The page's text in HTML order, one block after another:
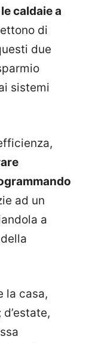
caldaie a
di
due
sistemi
ad un
a
la casa,